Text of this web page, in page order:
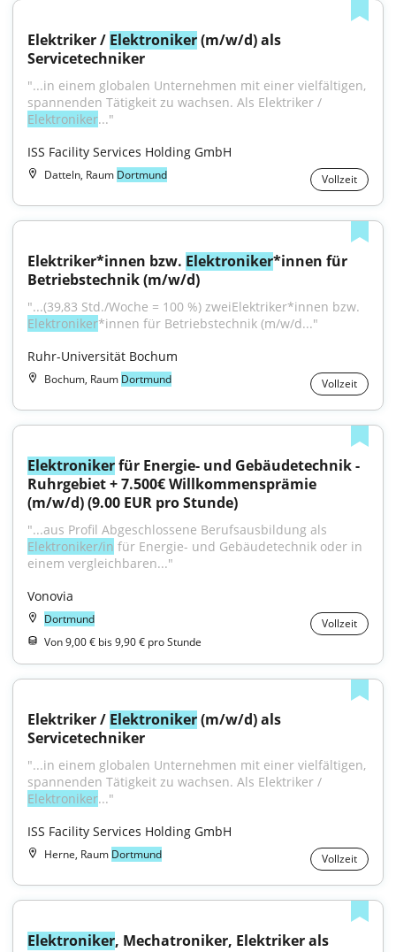
Elektriker / Elektroniker (m/w/d) als
Servicetechniker
"...in einem globalen Unternehmen mit einer vielfältigen,
Elektroniker..."
ISS Facility Services Holding GmbH
Datteln, Raum Dortmund Vollzeit
Elektriker*innen bzw. Elektroniker*innen für
Betriebstechnik (m/w/d)
Elektroniker*innen für Betriebstechnik (m/w/d..."
Ruhr-Universität Bochum
Bochum, Raum Dortmund Vollzeit
Elektroniker für Energie- und Gebäudetechnik -
Ruhrgebiet + 7.500€ Willkommensprämie
(m/w/d) (9.00 EUR pro Stunde)
Elektroniker/in für Energie- und Gebäudetechnik oder in
einem vergleichbaren..."
Vonovia
Dortmund
Vollzeit
Von 9,00 € bis 9,90 € pro Stunde
Elektriker / Elektroniker (m/w/d) als
Servicetechniker
"...in einem globalen Unternehmen mit einer vielfältigen,
Elektroniker..."
ISS Facility Services Holding GmbH
Herne, Raum Dortmund Vollzeit
Elektroniker, Mechatroniker, Elektriker als